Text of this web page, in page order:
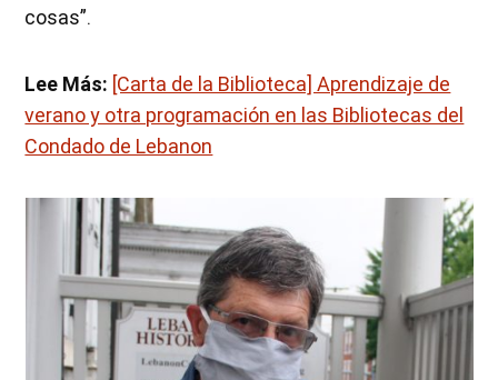
cosas”.
Lee Más: [Carta de la Biblioteca] Aprendizaje de
verano y otra programación en las Bibliotecas del
Condado de Lebanon